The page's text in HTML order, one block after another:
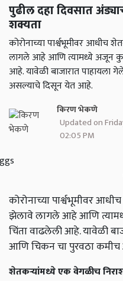
पुढील दहा दिवसात
शक्यता
कोरोनाच्या पार्श्वभूमीवर आधीच
लागले आहे आणि त्यामध्ये अजून
आहे. यावेळी बाजारात
असल्याचे दिसून येत आहे.
किरण भेकणे
Updated on
02:05 PM
कोरोनाच्या पार्श्वभूमीवर
झेलावे लागले आहे आणि
चिंता वाढलेली आहे. यावेळी
आणि चिकन चा पुरवठा
शेतकऱ्यांमध्ये एक वेगळीच